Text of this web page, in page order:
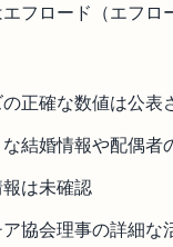
フロード（エフロ
正確な数値は公表
結婚情報や配偶者
は未確認
協会理事の詳細な